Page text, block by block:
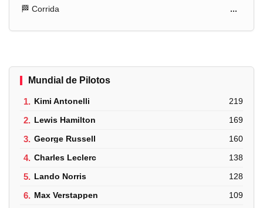
🏁 Corrida ...
Mundial de Pilotos
1. Kimi Antonelli 219
2. Lewis Hamilton 169
3. George Russell 160
4. Charles Leclerc 138
5. Lando Norris 128
6. Max Verstappen 109